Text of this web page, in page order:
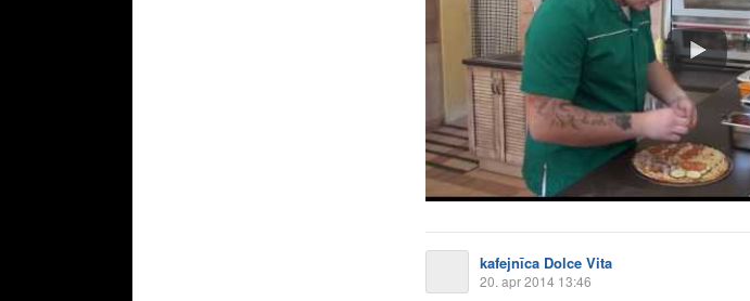
kafejnīca Dolce Vita
20. apr 2014 13:46